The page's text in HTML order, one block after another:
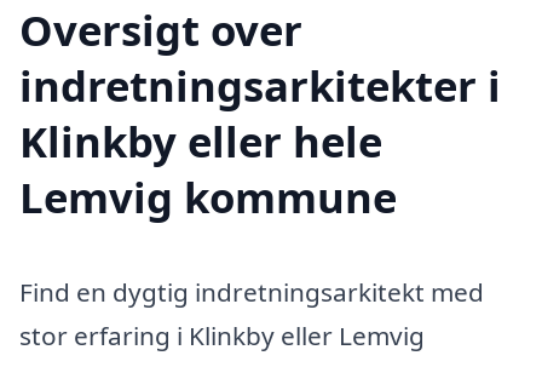
Oversigt over
indretningsarkitekter i
Klinkby eller hele
Lemvig kommune
Find en dygtig indretningsarkitekt med
stor erfaring i Klinkby eller Lemvig